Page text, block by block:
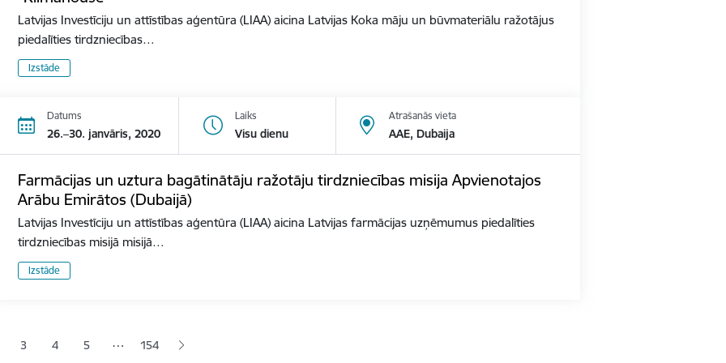
Latvijas Investīciju un attīstības aģentūra (LIAA) aicina Latvijas Koka māju un būvmateriālu ražotājus
piedalīties tirdzniecības…
Izstāde
Datums
26.–30. janvāris, 2020
Laiks
Visu dienu
Atrašanās vieta
AAE, Dubaija
Farmācijas un uztura bagātinātāju ražotāju tirdzniecības misija Apvienotajos
Arābu Emirātos (Dubaijā)
Latvijas Investīciju un attīstības aģentūra (LIAA) aicina Latvijas farmācijas uzņēmumus piedalīties
tirdzniecības misijā misijā…
Izstāde
lapaLapa
3 Lapa
4 Lapa
5 … 154